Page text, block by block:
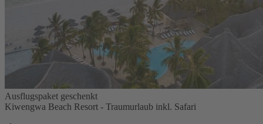
Ausflugspaket geschenkt
Kiwengwa Beach Resort - Traumurlaub inkl. Safari